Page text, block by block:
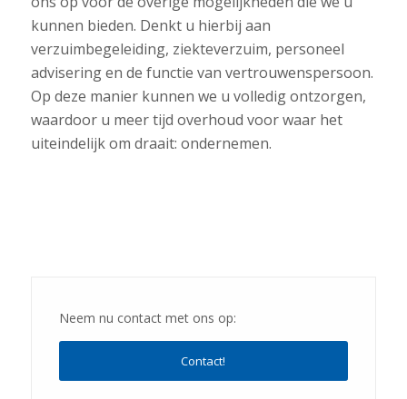
kunnen bieden. Denkt u hierbij aan
verzuimbegeleiding, ziekteverzuim, personeel
advisering en de functie van vertrouwenspersoon.
Op deze manier kunnen we u volledig ontzorgen,
waardoor u meer tijd overhoud voor waar het
uiteindelijk om draait: ondernemen.
Neem nu contact met ons op:
Contact!